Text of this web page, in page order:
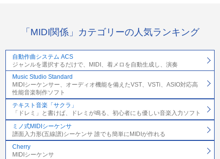
「MIDI関係」カテゴリーの人気ランキング
自動作曲システム ACS
ジャンルを選択するだけで、MIDI、着メロを自動生成し、演奏
Music Studio Standard
MIDIシーケンサー、オーディオ機能を備えたVST、VSTi、ASIO対応高
性能音楽制作ソフト
テキスト音楽「サクラ」
「ドレミ」と書けば、ドレミが鳴る、初心者にも優しい音楽入力ソフト
ミノ式MIDIシーケンサ
譜面入力形(五線譜)シーケンサ 誰でも簡単にMIDIが作れる
Cherry
MIDIシーケンサ